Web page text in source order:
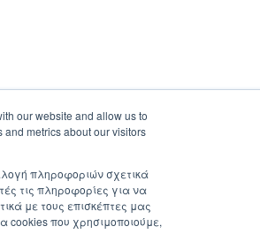
our website and allow us to
metrics about our visitors
πληροφοριών σχετικά
τις πληροφορίες για να
με τους επισκέπτες μας
cookies που χρησιμοποιούμε,